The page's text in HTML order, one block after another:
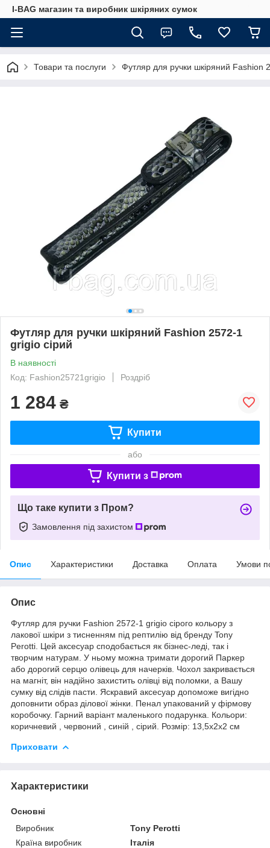
I-BAG магазин та виробник шкіряних сумок
Товари та послуги Футляр для ручки шкіряний Fashion
Футляр для ручки шкіряний Fashion 2572-1
grigio сірий
В наявності
Код: Fashion25721grigio
Роздріб
1 284 ₴
Купити
або
Купити з
Що таке купити з Пром?
Замовлення під захистом
Опис Характеристики Доставка Оплата Умови
Опис
Футляр для ручки Fashion 2572-1 grigio сірого кольору з
лакової шкіри з тисненням під рептилію від бренду Tony
Perotti. Цей аксесуар сподобається як бізнес-леді, так і
творчим натурам. У ньому можна тримати дорогий Паркер
або дорогий серцю олівець для начерків. Чохол закривається
на магніт, він надійно захистить олівці від поломки, а Вашу
сумку від слідів пасти. Яскравий аксесуар допоможе вигідно
доповнити образ ділової жінки. Пенал упакований у фірмову
коробочку. Гарний варіант маленького подарунка. Кольори:
коричневий , червоний , синій , сірий. Розмір: 13,5х2х2 см
Приховати
Характеристики
Основні
Виробник
Tony Perotti
Країна виробник
Італія